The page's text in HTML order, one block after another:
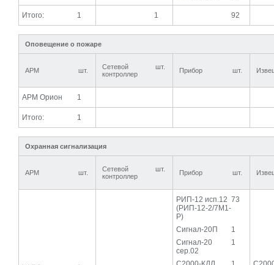
Итого: 1 1 92
Оповещение о пожаре
АРМ шт.
Сетевой
контроллер
шт. Прибор шт.
АРМ Орион 1
Итого: 1
Охранная сигнализация
АРМ шт.
Сетевой
контроллер
шт. Прибор шт.
РИП-12 исп.12
(РИП-12-2/7М1-
Р)
73
Сигнал-20П
1
Сигнал-20
сер.02
1